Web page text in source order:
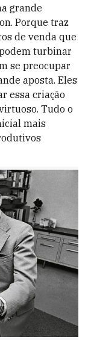
grande
Porque traz
de venda que
turbinar
se preocupar
aposta. Eles
essa criação
Tudo o
mais